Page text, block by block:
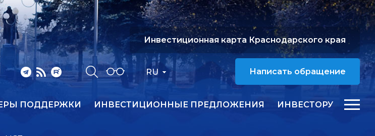
RU
Инвестиционная карта Краснодарского края
Написать обращение
ПОДДЕРЖКИ ИНВЕСТИЦИОННЫЕ ПРЕДЛОЖЕНИЯ ИНВЕСТОРУ